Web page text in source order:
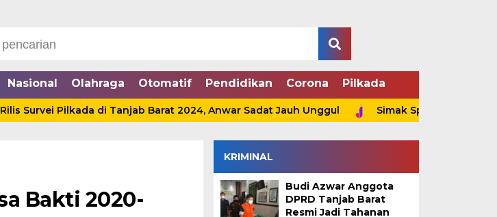
Nasional Olahraga Otomatif Pendidikan Corona Pilkada
Pilkada di Tanjab Barat 2024, Anwar Sadat Jauh Unggul Simak Spesifikasi Samsung
Bakti 2020-
KRIMINAL
Budi Azwar Anggota
DPRD Tanjab Barat
Resmi Jadi Tahanan